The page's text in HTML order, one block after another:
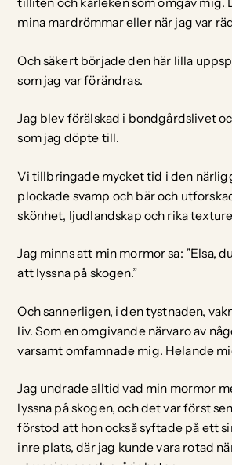
tilliten och kärleken som omgav mig.
mina mardrömmar eller när jag var
Och säkert började den här lilla
som jag var förändras.
Jag blev förälskad i bondgårdslivet
som jag döpte till.
Vi tillbringade mycket tid i den
plockade svamp och bär och
skönhet, ljudlandskap och rika
Jag minns att min mormor sa: ”Elsa,
att lyssna på skogen.”
Och sannerligen, i den tystnaden,
liv. Som en omgivande närvaro av
varsamt omfamnade mig. Helande
Jag undrade alltid vad min mormor
lyssna på skogen, och det var först
förstod att hon också syftade på ett
inre plats, där jag kunde vara rotad